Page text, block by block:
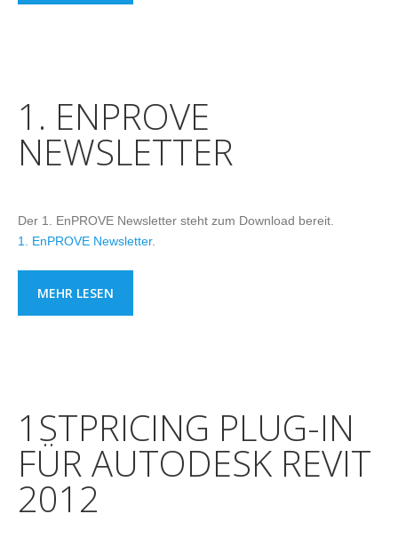
1. ENPROVE
NEWSLETTER
Der 1. EnPROVE Newsletter steht zum Download bereit.
1. EnPROVE Newsletter.
MEHR LESEN
1STPRICING PLUG-IN
FÜR AUTODESK REVIT
2012